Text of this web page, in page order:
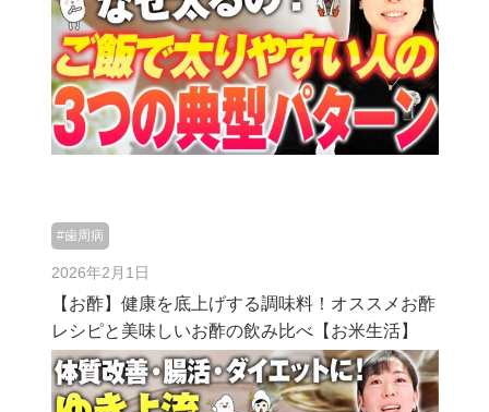
#歯周病
2026年2月1日
【お酢】健康を底上げする調味料！オススメお酢
レシピと美味しいお酢の飲み比べ【お米生活】